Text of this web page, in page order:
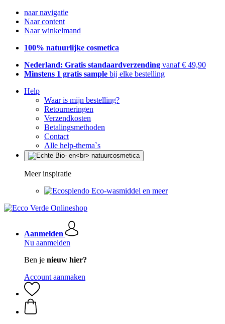
naar navigatie
Naar content
Naar winkelmand
100% natuurlijke cosmetica
Nederland: Gratis standaardverzending vanaf € 49,90
Minstens 1 gratis sample bij elke bestelling
Help
Waar is mijn bestelling?
Retourneringen
Verzendkosten
Betalingsmethoden
Contact
Alle help-thema`s
Meer inspiratie
Eco-wasmiddel en meer
Aanmelden
Nu aanmelden
Ben je nieuw hier?
Account aanmaken